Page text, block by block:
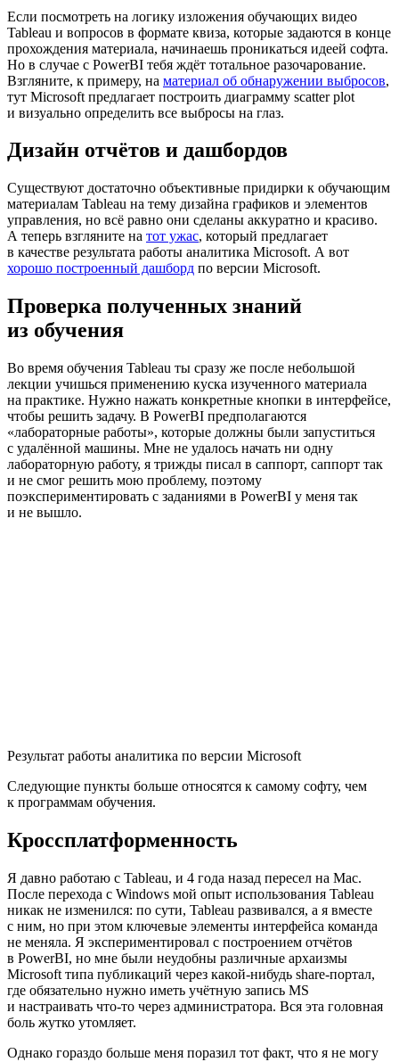
Если посмотреть на логику изложения обучающих видео
Tableau и вопросов в формате квиза, которые задаются в конце
прохождения материала, начинаешь проникаться идеей софта.
Но в случае с PowerBI тебя ждёт тотальное разочарование.
Взгляните, к примеру, на материал об обнаружении выбросов,
тут Microsoft предлагает построить диаграмму scatter plot
и визуально определить все выбросы на глаз.
Дизайн отчётов и дашбордов
Существуют достаточно объективные придирки к обучающим
материалам Tableau на тему дизайна графиков и элементов
управления, но всё равно они сделаны аккуратно и красиво.
А теперь взгляните на тот ужас, который предлагает
в качестве результата работы аналитика Microsoft. А вот
хорошо построенный дашборд по версии Microsoft.
Проверка полученных знаний
из обучения
Во время обучения Tableau ты сразу же после небольшой
лекции учишься применению куска изученного материала
на практике. Нужно нажать конкретные кнопки в интерфейсе,
чтобы решить задачу. В PowerBI предполагаются
«лабораторные работы», которые должны были запуститься
с удалённой машины. Мне не удалось начать ни одну
лабораторную работу, я трижды писал в саппорт, саппорт так
и не смог решить мою проблему, поэтому
поэкспериментировать с заданиями в PowerBI у меня так
и не вышло.
Результат работы аналитика по версии Microsoft
Следующие пункты больше относятся к самому софту, чем
к программам обучения.
Кроссплатформенность
Я давно работаю с Tableau, и 4 года назад пересел на Mac.
После перехода с Windows мой опыт использования Tableau
никак не изменился: по сути, Tableau развивался, а я вместе
с ним, но при этом ключевые элементы интерфейса команда
не меняла. Я экспериментировал с построением отчётов
в PowerBI, но мне были неудобны различные архаизмы
Microsoft типа публикаций через какой-нибудь share-портал,
где обязательно нужно иметь учётную запись MS
и настраивать что-то через администратора. Вся эта головная
боль жутко утомляет.
Однако гораздо больше меня поразил тот факт, что я не могу